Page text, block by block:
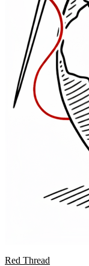
Red Thread